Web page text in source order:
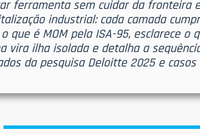
ferramenta sem cuidar da fronteira
industrial: cada camada
que é MOM pela ISA-95, esclarece
vira ilha isolada e detalha a
da pesquisa Deloitte 2025 e